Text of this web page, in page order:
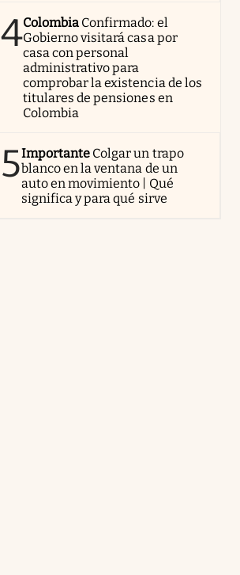
4Colombia Confirmado: el
Gobierno visitará casa por
casa con personal
administrativo para
comprobar la existencia de los
titulares de pensiones en
Colombia
5Importante Colgar un trapo
blanco en la ventana de un
auto en movimiento | Qué
significa y para qué sirve